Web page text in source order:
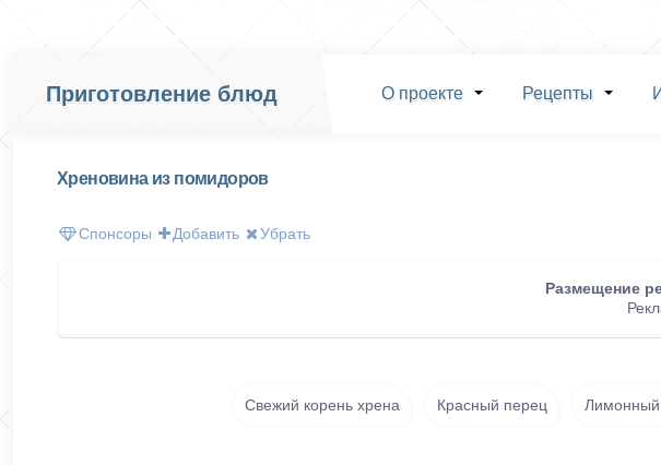
Приготовление блюд О проекте Рецепты
Хреновина из помидоров
Спонсоры Добавить Убрать
Размещение
Cвежий корень хрена Красный перец Лимонный